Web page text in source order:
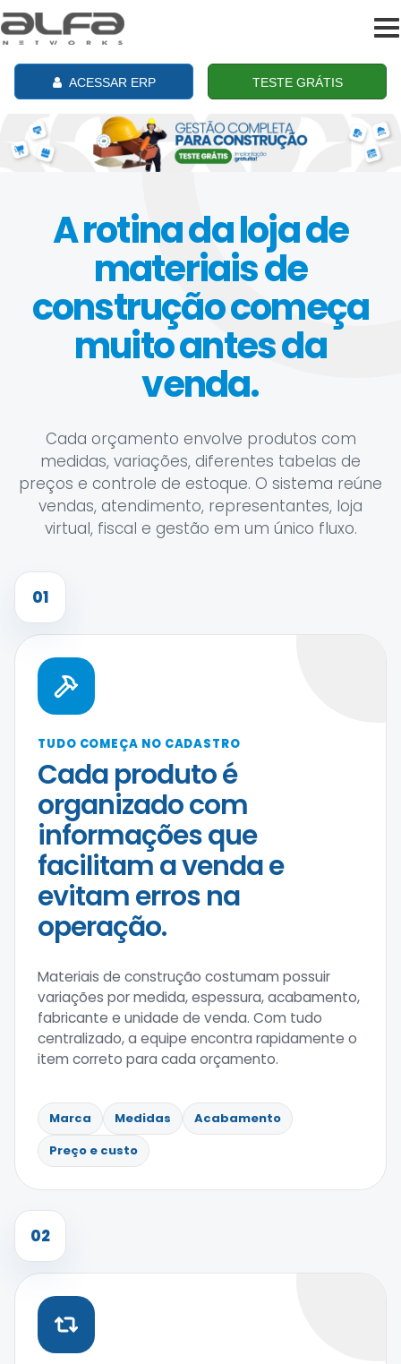
ACESSAR ERP TESTE GRÁTIS
A rotina da loja de
materiais de
construção começa
muito antes da
venda.
Cada orçamento envolve produtos com
medidas, variações, diferentes tabelas de
preços e controle de estoque. O sistema reúne
vendas, atendimento, representantes, loja
virtual, fiscal e gestão em um único fluxo.
01
TUDO COMEÇA NO CADASTRO
Cada produto é
organizado com
informações que
facilitam a venda e
evitam erros na
operação.
Materiais de construção costumam possuir
variações por medida, espessura, acabamento,
fabricante e unidade de venda. Com tudo
centralizado, a equipe encontra rapidamente o
item correto para cada orçamento.
Marca Medidas
Acabamento
Preço e custo
02